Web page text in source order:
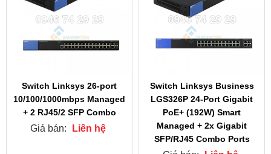
Switch Linksys 26-port
10/100/1000mbps Managed
+ 2 RJ45/2 SFP Combo
Giá bán: Liên hệ
Switch Linksys Business
LGS326P 24-Port Gigabit
PoE+ (192W) Smart
Managed + 2x Gigabit
SFP/RJ45 Combo Ports